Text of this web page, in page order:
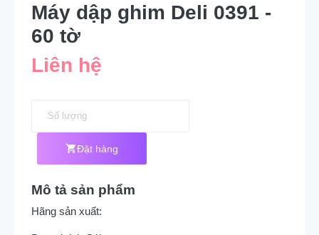
Máy dập ghim Deli 0391 -
60 tờ
Liên hệ
Đặt hàng
Mô tả sản phẩm
Hãng sản xuất: